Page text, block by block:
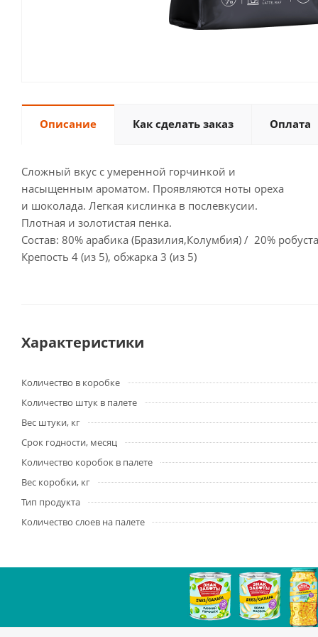
Описание Как сделать заказ Оплата
Сложный вкус с умеренной горчинкой и
насыщенным ароматом. Проявляются ноты ореха
и шоколада. Легкая кислинка в послевкусии.
Плотная и золотистая пенка.
Состав: 80% арабика (Бразилия,Колумбия) / 20%
Крепость 4 (из 5), обжарка 3 (из 5)
Характеристики
Количество в коробке
Количество штук в палете
Вес штуки, кг
Срок годности, месяц
Количество коробок в палете
Вес коробки, кг
Тип продукта
Количество слоев на палете